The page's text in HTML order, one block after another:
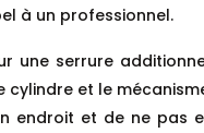
à un professionnel.
une serrure
cylindre et le
endroit et de ne pas